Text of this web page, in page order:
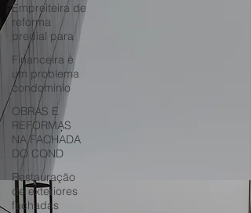
Empreiteira de
reforma
predial para
Financeira é
um problema
condomínio
OBRAS E
REFORMAS
NA FACHADA
DO COND
Restauração
de exteriores
fachadas